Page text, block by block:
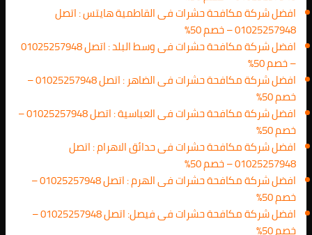
افضل شركة مكافحة حشرات فى القاطمية هايتس : اتصل
01025257948 – خصم 50%
افضل شركة مكافحة حشرات فى وسط البلد : اتصل 01025257948
– خصم 50%
افضل شركة مكافحة حشرات فى الضاهر : اتصل 01025257948 –
خصم 50%
افضل شركة مكافحة حشرات فى العباسية : اتصل 01025257948 –
خصم 50%
افضل شركة مكافحة حشرات فى حدائق الاهرام : اتصل
01025257948 – خصم 50%
افضل شركة مكافحة حشرات فى الهرم : اتصل 01025257948 –
خصم 50%
افضل شركة مكافحة حشرات فى فيصل: اتصل 01025257948 –
خصم 50%